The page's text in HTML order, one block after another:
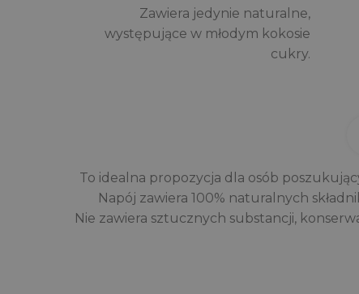
Zawiera jedynie naturalne,
występujące w młodym kokosie
cukry.
To idealna propozycja dla osób
Napój zawiera 100% naturalnych
Nie zawiera sztucznych substancji,